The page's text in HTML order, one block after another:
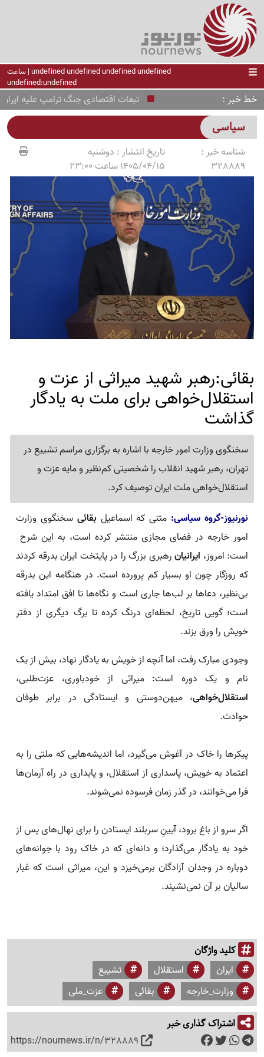
undefined undefined undefined undefined | ساعت
undefined:undefined
خط خبر تبعات اقتصادی جنگ ترامپ علیه ایران
سیاسی
شناسه خبر :
328889
تاریخ انتشار : دوشنبه
1405/04/15 ساعت 23:00
بقائی:رهبر شهید میراثی از عزت و
استقلال‌خواهی برای ملت به یادگار
گذاشت
سخنگوی وزارت امور خارجه با اشاره به برگزاری مراسم تشییع در
تهران، رهبر شهید انقلاب را شخصیتی کم‌نظیر و مایه عزت و
استقلال‌خواهی ملت ایران توصیف کرد.
نورنیوز-گروه سیاسی: متنی که اسماعیلبقائیسخنگوی وزارت
امور خارجه در فضای مجازی منتشر کرده است، به این شرح
است: امروز، ایرانیانرهبری بزرگ را در پایتخت ایران بدرقه کردند
که روزگار چون او بسیار کم پرورده است. در هنگامه این بدرقه
بی‌نظیر، دعاها بر لب‌ها جاری است و نگاه‌ها تا افق امتداد یافته
است؛ گویی تاریخ، لحظه‌ای درنگ کرده تا برگ دیگری از دفتر
خویش را ورق بزند.
وجودی مبارک رفت، اما آنچه از خویش به یادگار نهاد، بیش از یک
نام و یک دوره است: میراثی از خودباوری، عزت‌طلبی،
استقلال‌خواهی، میهن‌دوستی و ایستادگی در برابر طوفان
حوادث.
پیکرها را خاک در آغوش می‌گیرد، اما اندیشه‌هایی که ملتی را به
اعتماد به خویش، پاسداری از استقلال، و پایداری در راه آرمان‌ها
فرا می‌خوانند، در گذر زمان فرسوده نمی‌شوند.
اگر سرو از باغ برود، آیینِ سربلند ایستادن را برای نهال‌های پس از
خود به یادگار می‌گذارد؛ و دانه‌ای که در خاک رود با جوانه‌های
دوباره در وجدان آزادگان برمی‌خیزد و این، میراثی است که غبار
سالیان بر آن نمی‌نشیند.
کلید واژگان
ایران استقلال
تشییع
وزارت_خارجه
بقائی عزت_ملی
اشتراک گذاری خبر
https://nournews.ir/n/328889